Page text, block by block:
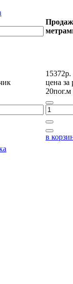
15372р.
цена за
20пог.м
в